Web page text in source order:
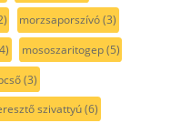
morzsaporszívó(3)
mososzaritogep(5)
(3)
szivattyú(6)